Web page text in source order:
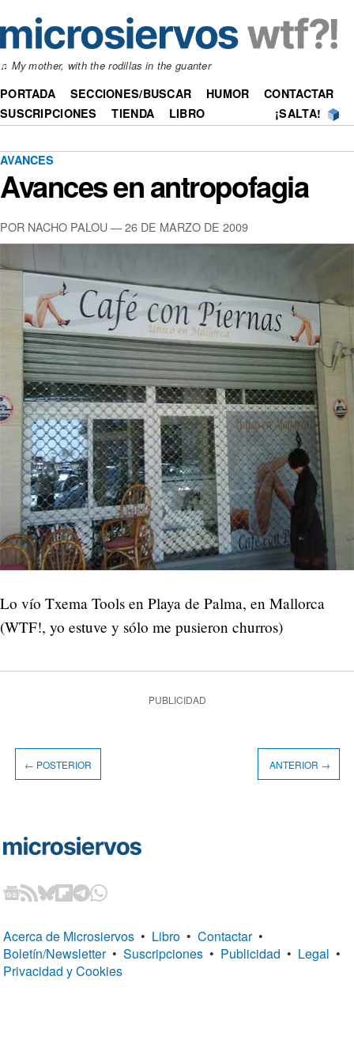
♫ My mother, with the rodillas in the guanter
PORTADA SECCIONES/BUSCAR HUMOR
CONTACTAR
SUSCRIPCIONES
TIENDA LIBRO ¡SALTA!
AVANCES
Avances en antropofagia
POR NACHO PALOU —26 DE MARZO DE 2009
Lo vío Txema Tools en Playa de Palma, en Mallorca
(WTF!, yo estuve y sólo me pusieron churros)
PUBLICIDAD
← POSTERIOR ANTERIOR →
Acerca de Microsiervos • Libro • Contactar •
Boletín/Newsletter • Suscripciones • Publicidad • Legal •
Privacidad y Cookies